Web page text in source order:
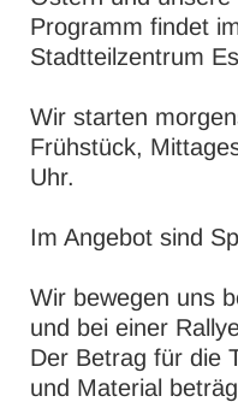
Programm findet
Stadtteilzentrum
Wir starten
Frühstück,
Uhr.
Im Angebot sind
Wir bewegen uns
und bei einer
Der Betrag für die
und Material